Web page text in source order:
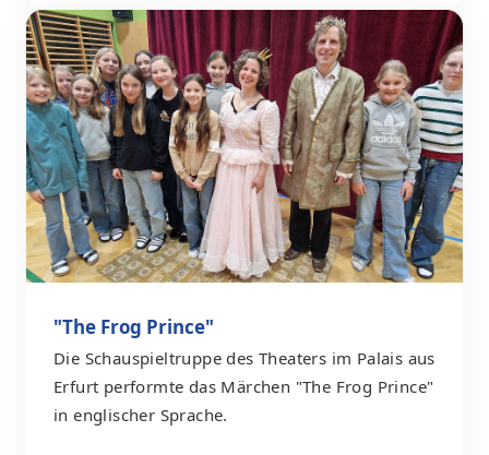
"The Frog Prince"
Die Schauspieltruppe des Theaters im Palais aus
Erfurt performte das Märchen "The Frog Prince"
in englischer Sprache.